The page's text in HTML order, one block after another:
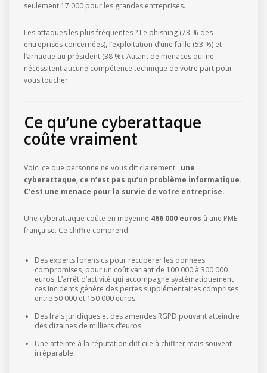
seulement 17 000 pour les grandes entreprises.
Les attaques les plus fréquentes ? Le phishing (73 % des
entreprises concernées), l’exploitation d’une faille (53 %) et
l’arnaque au président (38 %). Autant de menaces qui ne
nécessitent aucune compétence technique de votre part pour
vous toucher.
Ce qu’une cyberattaque
coûte vraiment
Voici ce que personne ne vous dit clairement : une
cyberattaque, ce n’est pas qu’un problème informatique.
C’est une menace pour la survie de votre entreprise.
Une cyberattaque coûte en moyenne 466 000 euros à une PME
française. Ce chiffre comprend :
Des experts forensics pour récupérer les données
compromises, pour un coût variant de 100 000 à 300 000
euros. L’arrêt d’activité qui accompagne systématiquement
ces incidents génère des pertes supplémentaires comprises
entre 50 000 et 150 000 euros.
Des frais juridiques et des amendes RGPD pouvant atteindre
des dizaines de milliers d’euros.
Une atteinte à la réputation difficile à chiffrer mais souvent
irréparable.